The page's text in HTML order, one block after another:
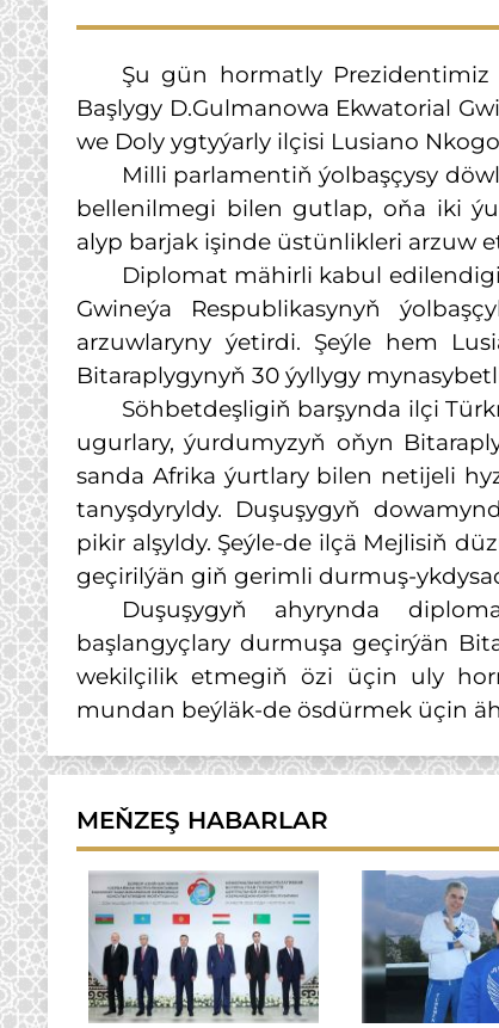
Şu gün hormatly Prezidentimiz
Başlygy D.Gulmanowa Ekwatorial
we Doly ygtyýarly ilçisi Lusiano
Milli parlamentiň ýolbaşçysy
bellenilmegi bilen gutlap, oňa iki
alyp barjak işinde üstünlikleri arzuw
Diplomat mähirli kabul
Gwineýa Respublikasynyň
arzuwlaryny ýetirdi. Şeýle hem
Bitaraplygynyň 30 ýyllygy
Söhbetdeşligiň barşynda ilçi
ugurlary, ýurdumyzyň oňyn
sanda Afrika ýurtlary bilen netijeli
tanyşdyryldy. Duşuşygyň
pikir alşyldy. Şeýle-de ilçä Mejlisiň
geçirilýän giň gerimli durmuş-
Duşuşygyň ahyrynda
başlangyçlary durmuşa geçirýän
wekilçilik etmegiň özi üçin uly
mundan beýläk-de ösdürmek üçin
MEŇZEŞ HABARLAR